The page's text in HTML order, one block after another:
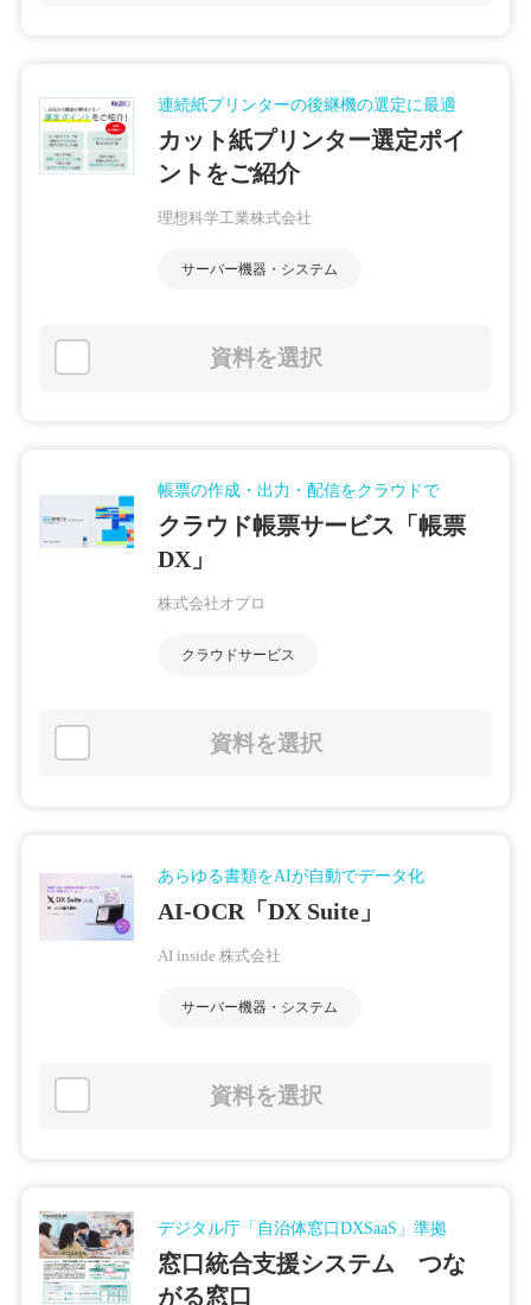
連続紙プリンターの後継機の選定に最適
カット紙プリンター選定ポイ
ントをご紹介
理想科学工業株式会社
サーバー機器・システム
資料を選択
帳票の作成・出力・配信をクラウドで
クラウド帳票サービス「帳票
DX」
株式会社オプロ
クラウドサービス
資料を選択
あらゆる書類をAIが自動でデータ化
AI-OCR「DX Suite」
AI inside 株式会社
サーバー機器・システム
資料を選択
デジタル庁「自治体窓口DXSaaS」準拠
窓口統合支援システム つな
がる窓口